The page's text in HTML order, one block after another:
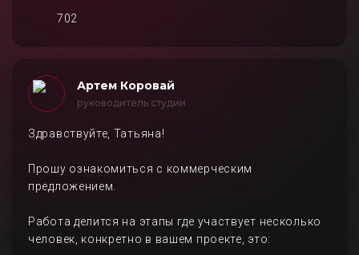
702
Артем Коровай
руководитель студии
Здравствуйте, Татьяна!
Прошу ознакомиться с коммерческим
предложением.
Работа делится на этапы где участвует несколько
человек, конкретно в вашем проекте, это: